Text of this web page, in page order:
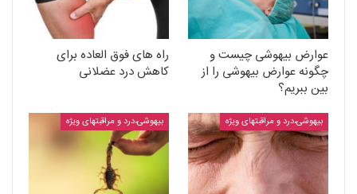
عوارض بیهوشی چیست و
چگونه عوارض بیهوشی را از
بین ببریم؟
راه های فوق العاده برای
کاهش درد عضلانی
بیهوشی،درد و مراقبتهای ویژه بیهوشی،درد و مراقبتهای ویژه